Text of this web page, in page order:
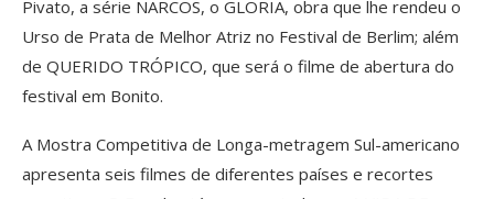
Pivato, a série NARCOS, o GLORIA, obra que lhe rendeu o
Urso de Prata de Melhor Atriz no Festival de Berlim; além
de QUERIDO TRÓPICO, que será o filme de abertura do
festival em Bonito.
A Mostra Competitiva de Longa-metragem Sul-americano
apresenta seis filmes de diferentes países e recortes